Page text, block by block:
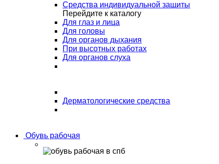
Средства индивидуальной защиты
Перейдите к каталогу
Для глаз и лица
Для головы
Для органов дыхания
При высотных работах
Для органов слуха
Дерматологические средства
Обувь рабочая